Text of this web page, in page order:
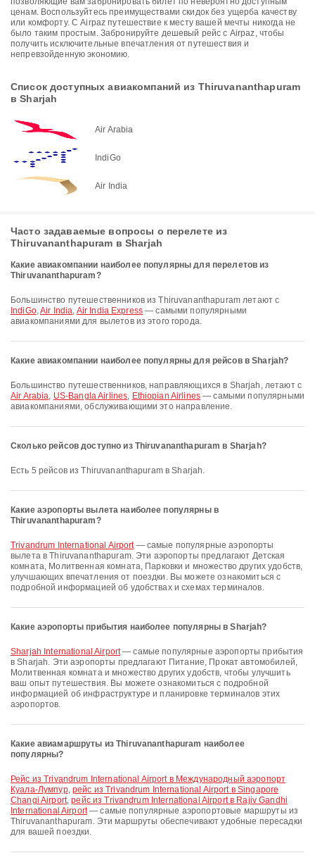
ценам. Воспользуйтесь преимуществами скидок без ущерба качеству
или комфорту. С Airpaz путешествие к месту вашей мечты никогда не
было таким простым. Забронируйте дешевый рейс с Airpaz, чтобы
получить исключительные впечатления от путешествия и
непревзойденную экономию.
Список доступных авиакомпаний из Thiruvananthapuram
в Sharjah
Air Arabia
IndiGo
Air India
Часто задаваемые вопросы о перелете из
Thiruvananthapuram в Sharjah
Какие авиакомпании наиболее популярны для перелетов из
Thiruvananthapuram?
Большинство путешественников из Thiruvananthapuram летают с
IndiGo,Air India, Air India Express — самыми популярными
авиакомпаниями для вылетов из этого города.
Какие авиакомпании наиболее популярны для рейсов в Sharjah?
Большинство путешественников, направляющихся в Sharjah, летают с
Air Arabia, US-Bangla Airlines, Ethiopian Airlines — самыми популярными
авиакомпаниями, обслуживающими это направление.
Сколько рейсов доступно из Thiruvananthapuram в Sharjah?
Есть 5 рейсов из Thiruvananthapuram в Sharjah.
Какие аэропорты вылета наиболее популярны в
Thiruvananthapuram?
Trivandrum International Airport— самые популярные аэропорты
вылета в Thiruvananthapuram. Эти аэропорты предлагают Детская
комната, Молитвенная комната, Парковки и множество других удобств,
улучшающих впечатления от поездки. Вы можете ознакомиться с
подробной информацией об удобствах и схемах терминалов.
Какие аэропорты прибытия наиболее популярны в Sharjah?
Sharjah International Airport— самые популярные аэропорты прибытия
в Sharjah. Эти аэропорты предлагают Питание, Прокат автомобилей,
Молитвенная комната и множество других удобств, чтобы улучшить
ваш опыт путешествия. Вы можете ознакомиться с подробной
информацией об инфраструктуре и планировке терминалов этих
аэропортов.
Какие авиамаршруты из Thiruvananthapuram наиболее
популярны?
рейс из Trivandrum International Airport в Международный аэропорт
Куала-Лумпур, рейс из Trivandrum International Airport в Singapore
Changi Airport,рейс из Trivandrum International Airport в Rajiv Gandhi
International Airport— самые популярные аэропортовые маршруты из
Thiruvananthapuram. Эти маршруты обеспечивают удобные пересадки
для вашей поездки.